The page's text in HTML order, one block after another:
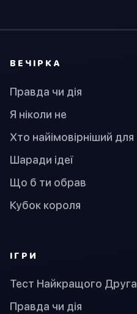
ВЕЧІРКА
Правда чи дія
Я ніколи не
Хто найімовірніший для
Шаради ідеї
Що б ти обрав
Кубок короля
ІГРИ
Тест Найкращого Друга
Правда чи дія